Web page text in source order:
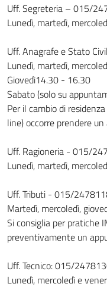
Uff. Segreteria – 015/
Lunedì, martedì,
Uff. Anagrafe e Stato
Lunedì, martedì,
Giovedì14.30 - 16.30
Sabato (solo su
Per il cambio di
line) occorre prendere
Uff. Ragioneria - 015/
Lunedì, martedì,
Uff. Tributi - 015/
Martedì, mercoledì,
Si consiglia per pratiche
preventivamente un
Uff. Tecnico: 015/
Lunedì, mercoledì e